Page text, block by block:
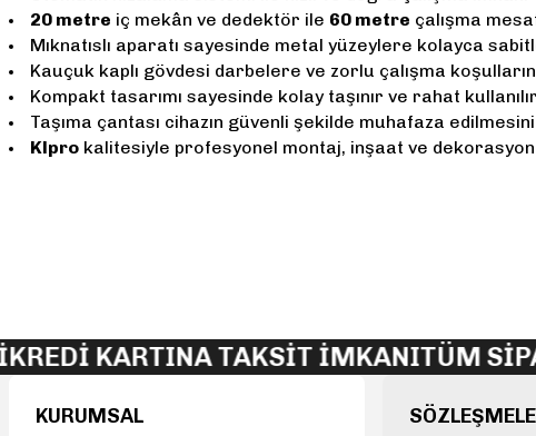
20 metre iç mekân ve dedektör ile 60 metre çalışma
Mıknatıslı aparatı sayesinde metal yüzeylere kolayca
Kauçuk kaplı gövdesi darbelere ve zorlu çalışma
Kompakt tasarımı sayesinde kolay taşınır ve rahat
Taşıma çantası cihazın güvenli şekilde muhafaza
Klpro kalitesiyle profesyonel montaj, inşaat ve
Ürün bilgilerinde hatalar bulunuyor.
Bu ürüne benzer farklı alternatifler olmalı.
KARTINA TAKSİT İMKANITÜM
KURUMSAL